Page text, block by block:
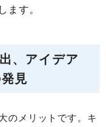
ます。
、アイデア
見
のメリットです。キ